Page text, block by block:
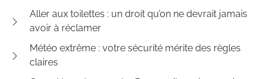
Aller aux toilettes : un droit qu’on ne devrait jamais
avoir à réclamer
Météo extrême : votre sécurité mérite des règles
claires